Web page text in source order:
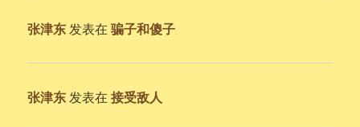
张津东 发表在骗子和傻子
张津东 发表在接受敌人